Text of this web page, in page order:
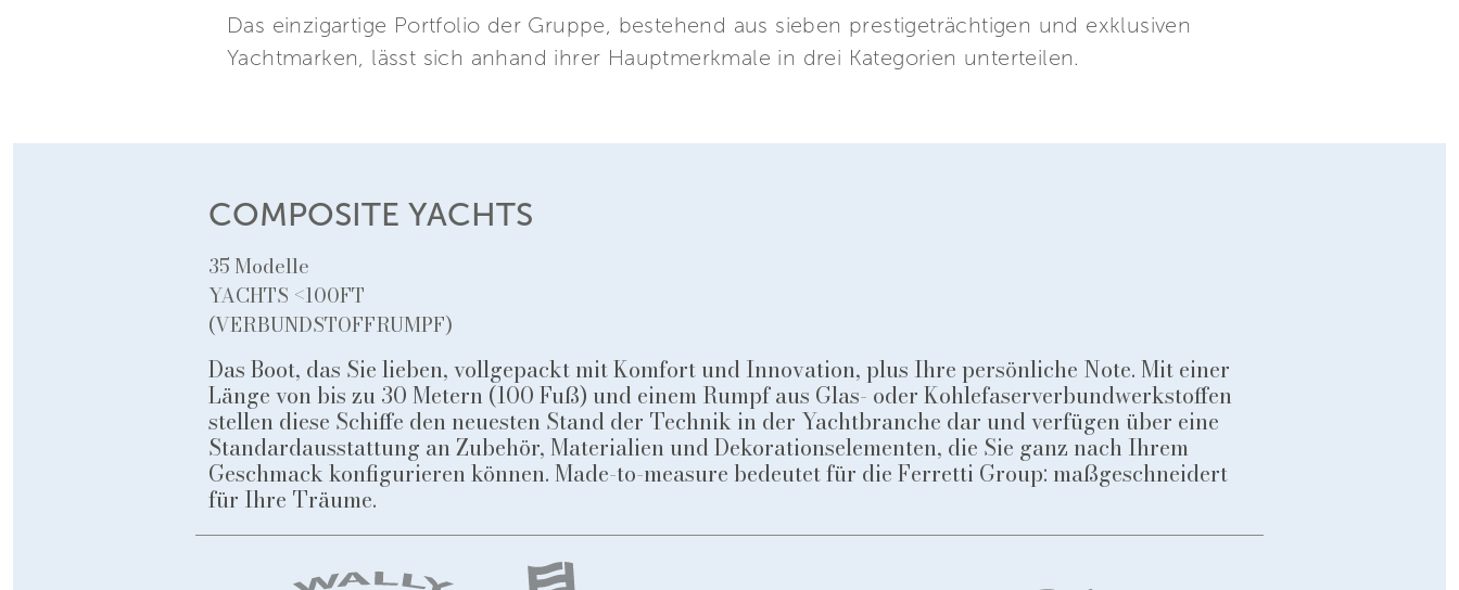
Das einzigartige Portfolio der Gruppe, bestehend aus sieben prestigeträchtigen und exklusiven
Yachtmarken, lässt sich anhand ihrer Hauptmerkmale in drei Kategorien unterteilen.
COMPOSITE YACHTS
35 Modelle
YACHTS <100FT
(VERBUNDSTOFFRUMPF)
Das Boot, das Sie lieben, vollgepackt mit Komfort und Innovation, plus Ihre persönliche Note. Mit einer
Länge von bis zu 30 Metern (100 Fuß) und einem Rumpf aus Glas- oder Kohlefaserverbundwerkstoffen
stellen diese Schiffe den neuesten Stand der Technik in der Yachtbranche dar und verfügen über eine
Standardausstattung an Zubehör, Materialien und Dekorationselementen, die Sie ganz nach Ihrem
Geschmack konfigurieren können. Made-to-measure bedeutet für die Ferretti Group: maßgeschneidert
für Ihre Träume.